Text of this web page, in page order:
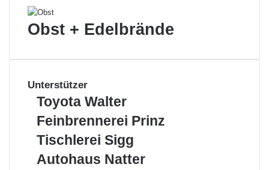
Obst + Edelbrände
Unterstützer
Toyota
Walter
Toyota Walter
Feinbrennerei
Feinbrennerei Prinz
Tischlerei
Tischlerei Sigg
Autohaus
Autohaus Natter